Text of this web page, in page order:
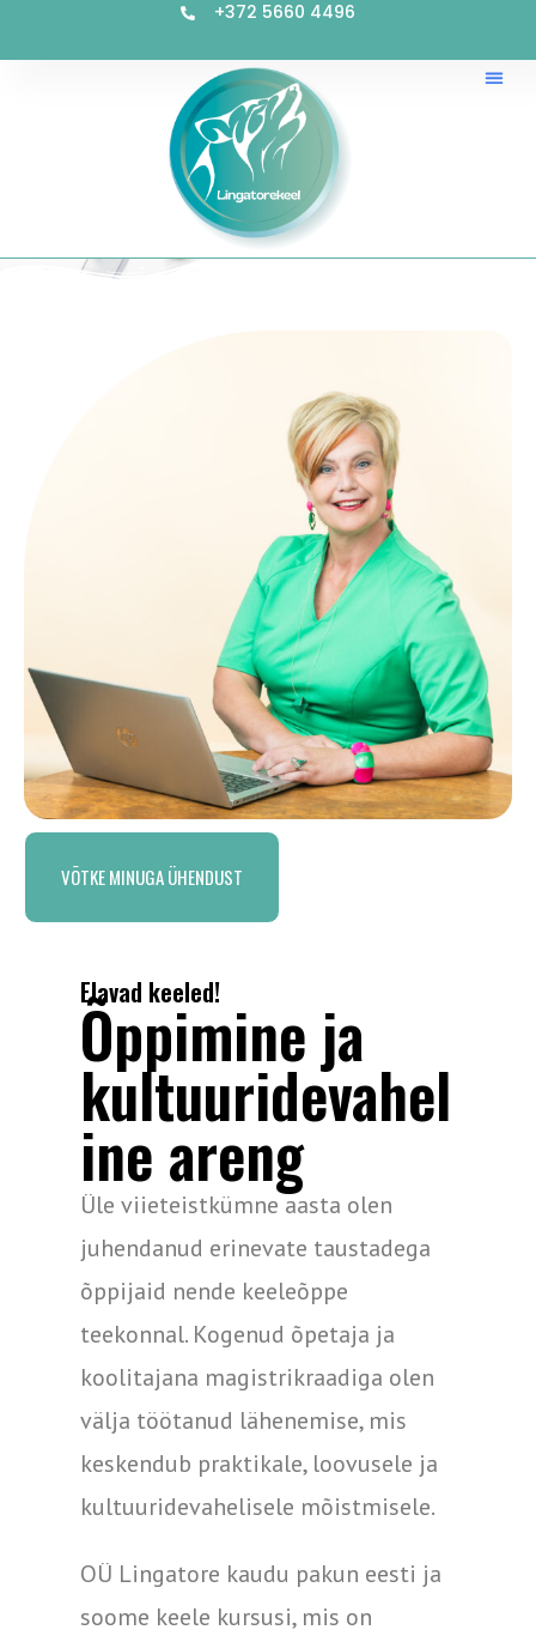
+372 5660 4496
VÕTKE MINUGA ÜHENDUST
Elavad keeled!
Õppimine ja
kultuuridevahel
ine areng
Üle viieteistkümne aasta olen
juhendanud erinevate taustadega
õppijaid nende keeleõppe
teekonnal. Kogenud õpetaja ja
koolitajana magistrikraadiga olen
välja töötanud lähenemise, mis
keskendub praktikale, loovusele ja
kultuuridevahelisele mõistmisele.
OÜ Lingatore kaudu pakun eesti ja
soome keele kursusi, mis on